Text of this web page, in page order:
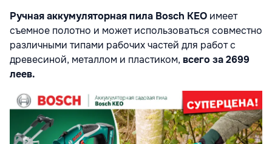
Ручная аккумуляторная пила Bosch KEO имеет
съемное полотно и может использоваться совместно
различными типами рабочих частей для работ с
древесиной, металлом и пластиком, всего за 2699
леев.